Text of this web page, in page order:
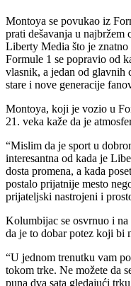
Montoya se povukao iz
prati dešavanja u
Liberty Media što je
Formule 1 se popravio od
vlasnik, a jedan od glavnih
stare i nove generacije
Montoya, koji je vozio u
21. veka kaže da je
“Mislim da je sport u
interesantna od kada je
dosta promena, a kada
postalo prijatnije mesto
prijateljski nastrojeni i
Kolumbijac se osvrnuo i na
da je to dobar potez koji bi
“U jednom trenutku vam
tokom trke. Ne možete da
puna dva sata gledajući